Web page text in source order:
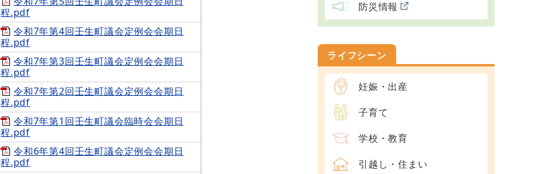
程.pdf
令和7年第4回壬生町議会定例会会期日
程.pdf
令和7年第3回壬生町議会定例会会期日
程.pdf
令和7年第2回壬生町議会定例会会期日
程.pdf
令和7年第1回壬生町議会臨時会会期日
程.pdf
令和6年第4回壬生町議会定例会会期日
程.pdf
防災情報
ライフシーン
妊娠・出産
子育て
学校・教育
引越し・住まい